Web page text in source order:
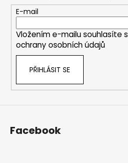
E-mail
Vložením e-mailu souhlasíte s
ochrany osobních údajů
PŘIHLÁSIT SE
Facebook